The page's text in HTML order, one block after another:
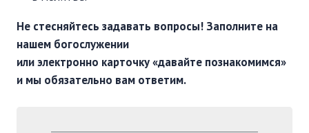
Не стесняйтесь задавать вопросы! Заполните на
нашем богослужении
или электронно карточку «давайте познакомимся»
и мы обязательно вам ответим.